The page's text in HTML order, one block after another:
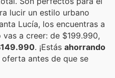
lucir un estilo urbano
Lucía, los encuentras a
a creer: de $199.990,
. ¡Estás ahorrando
oferta antes de que se